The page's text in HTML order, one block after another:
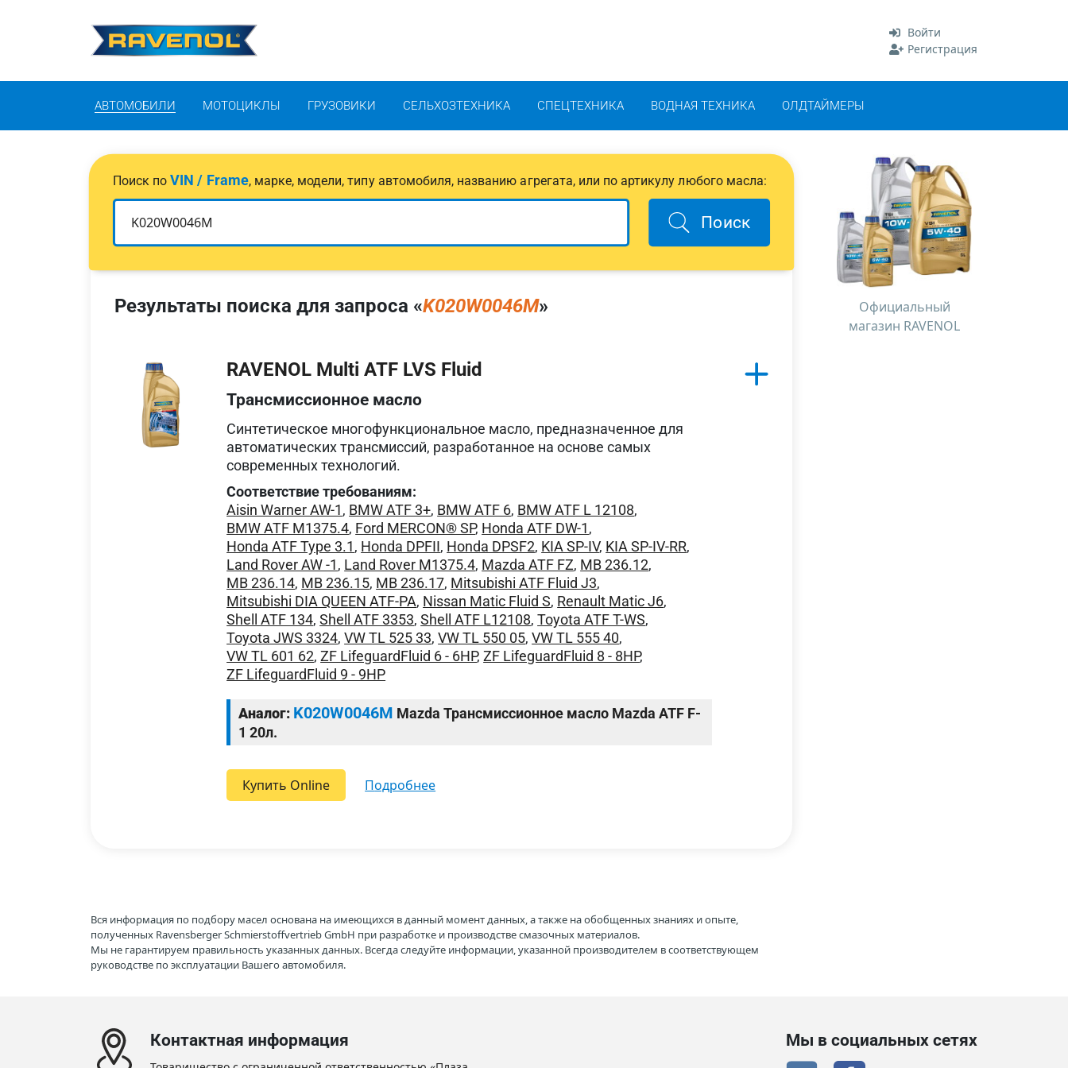
Войти
Регистрация
АВТОМОБИЛИ МОТОЦИКЛЫ ГРУЗОВИКИ СЕЛЬХОЗТЕХНИКА СПЕЦТЕХНИКА ВОДНАЯ ТЕХНИКА ОЛДТАЙМЕРЫ
Поиск поVIN / Frame, марке, модели, типу автомобиля, названию агрегата, или по артикулу любого масла:
Поиск
Результаты поиска для запроса «K020W0046M»
RAVENOL Multi ATF LVS Fluid
Трансмиссионное масло
Синтетическое многофункциональное масло, предназначенное для
автоматических трансмиссий, разработанное на основе самых
современных технологий.
Соответствие требованиям:
Aisin Warner AW-1, BMW ATF 3+, BMW ATF 6, BMW ATF L 12108,
BMW ATF M1375.4, Ford MERCON® SP, Honda ATF DW-1,
Honda ATF Type 3.1, Honda DPFII, Honda DPSF2, KIA SP-IV, KIA SP-IV-RR,
Land Rover AW -1, Land Rover M1375.4, Mazda ATF FZ, MB 236.12,
MB 236.14, MB 236.15, MB 236.17, Mitsubishi ATF Fluid J3,
Mitsubishi DIA QUEEN ATF-PA, Nissan Matic Fluid S, Renault Matic J6,
Shell ATF 134,Shell ATF 3353,Shell ATF L12108,Toyota ATF T-WS,
Toyota JWS 3324,VW TL 525 33,VW TL 550 05,VW TL 555 40,
VW TL 601 62,ZF LifeguardFluid 6 - 6HP,ZF LifeguardFluid 8 - 8HP,
ZF LifeguardFluid 9 - 9HP
Аналог: K020W0046M Mazda Трансмиссионное масло Mazda ATF F-
1 20л.
Купить Online подробнее
Официальный
магазин RAVENOL
Вся информация по подбору масел основана на имеющихся в данный момент данных, а также на обобщенных знаниях и опыте,
полученных Ravensberger Schmierstoffvertrieb GmbH при разработке и производстве смазочных материалов.
Мы не гарантируем правильность указанных данных. Всегда следуйте информации, указанной производителем в соответствующем
руководстве по эксплуатации Вашего автомобиля.
Контактная информация Мы в социальных сетях